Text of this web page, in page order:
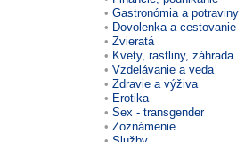
Gastronómia a potraviny
Dovolenka a cestovanie
Zvieratá
Kvety, rastliny, záhrada
Vzdelávanie a veda
Zdravie a výživa
Erotika
Sex - transgender
Zoznámenie